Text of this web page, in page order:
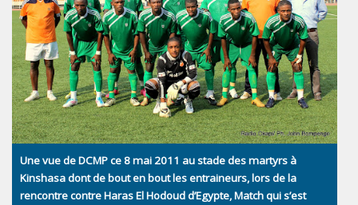
Une vue de DCMP ce 8 mai 2011 au stade des martyrs à
Kinshasa dont de bout en bout les entraineurs, lors de la
rencontre contre Haras El Hodoud d’Egypte, Match qui s’est